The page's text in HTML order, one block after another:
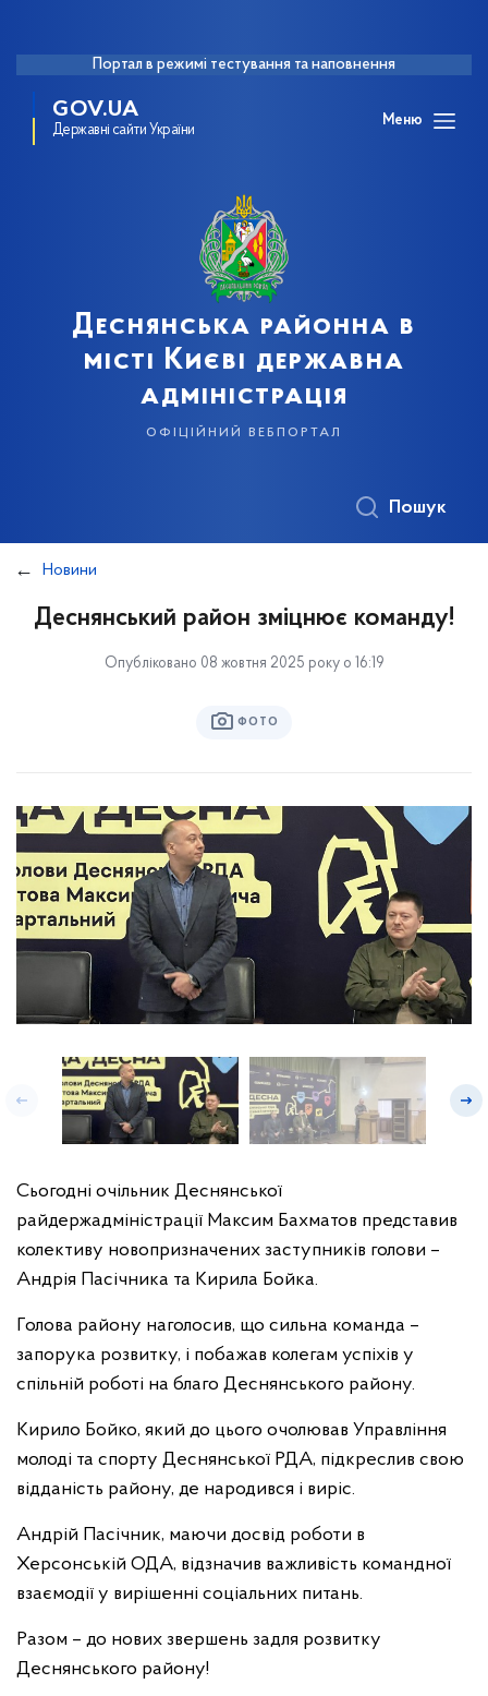
Портал в режимі тестування та наповнення
GOV.UA
Державні сайти України
Меню
Деснянська районна в
місті Києві державна
адміністрація
офіційний вебпортал
Пошук
Новини
Деснянський район зміцнює команду!
Опубліковано 08 жовтня 2025 року о 16:19
ФОТО
Сьогодні очільник Деснянської
райдержадміністрації Максим Бахматов представив
колективу новопризначених заступників голови –
Андрія Пасічника та Кирила Бойка.
Голова району наголосив, що сильна команда –
запорука розвитку, і побажав колегам успіхів у
спільній роботі на благо Деснянського району.
Кирило Бойко, який до цього очолював Управління
молоді та спорту Деснянської РДА, підкреслив свою
відданість району, де народився і виріс.
Андрій Пасічник, маючи досвід роботи в
Херсонській ОДА, відзначив важливість командної
взаємодії у вирішенні соціальних питань.
Разом – до нових звершень задля розвитку
Деснянського району!